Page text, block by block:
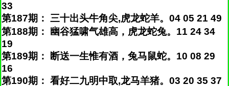
33
第187期： 三十出头牛角尖,虎龙蛇羊。04 05 21 49
第188期： 幽谷猛啸气雄高，虎龙蛇兔。11 24 34
19
第189期： 断送一生惟有酒，兔马鼠蛇。10 08 29
16
第190期： 看好二九明中取,龙马羊猪。03 20 35 37